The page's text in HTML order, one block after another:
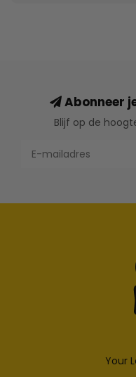
Abonneer
Blijf op de
Your